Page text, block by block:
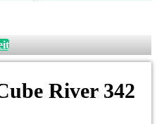
River 342